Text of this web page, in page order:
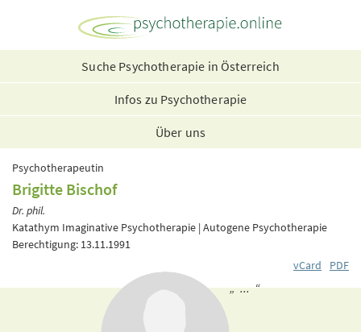
Suche Psychotherapie in Österreich
Infos zu Psychotherapie
Über uns
Psychotherapeutin
Brigitte Bischof
Dr. phil.
Katathym Imaginative Psychotherapie | Autogene Psychotherapie
Berechtigung: 13.11.1991
vCard
PDF
„ ... “